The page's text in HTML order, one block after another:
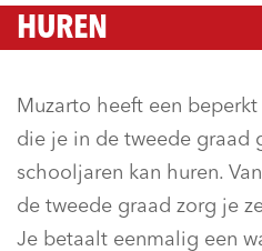
HUREN
Muzarto heeft een
die je in de tweede graad
schooljaren kan huren.
de tweede graad zorg je
Je betaalt eenmalig een